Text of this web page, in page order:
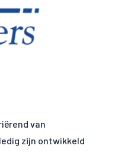
van
zijn ontwikkeld